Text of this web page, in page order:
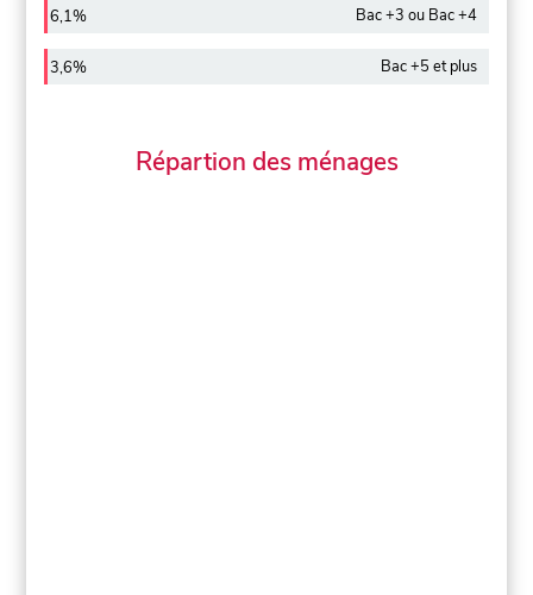
6,1% Bac +3 ou Bac +4
3,6% Bac +5 et plus
Répartion des ménages